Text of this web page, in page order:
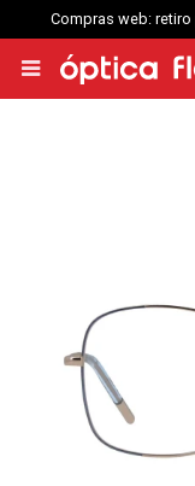
Compras web:
